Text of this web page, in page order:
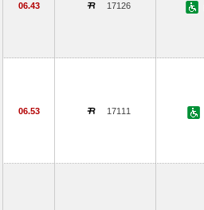
06.43 17126
06.53 17111